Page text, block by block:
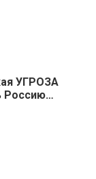
УГРОЗА
Россию…